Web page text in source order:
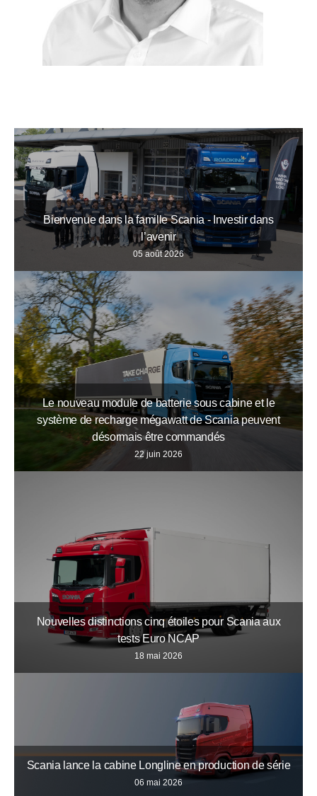
Bienvenue dans la famille Scania - Investir dans
l’avenir
05 août 2026
Le nouveau module de batterie sous cabine et le
système de recharge mégawatt de Scania peuvent
désormais être commandés
22 juin 2026
Nouvelles distinctions cinq étoiles pour Scania aux
tests Euro NCAP
18 mai 2026
Scania lance la cabine Longline en production de série
06 mai 2026